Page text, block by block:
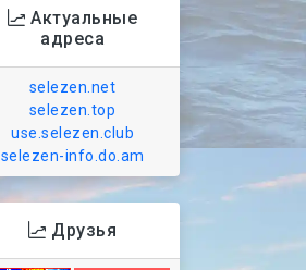
Актуальные
адреса
selezen.net
selezen.top
use.selezen.club
selezen-info.do.am
Друзья